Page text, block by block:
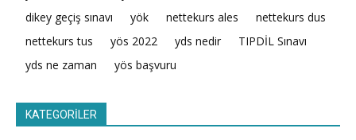
dikey geçiş sınavı
yök nettekurs ales
nettekurs dus
nettekurs tus
yös 2022 yds nedir
TIPDİL Sınavı
yds ne zaman
yös başvuru
KATEGORİLER